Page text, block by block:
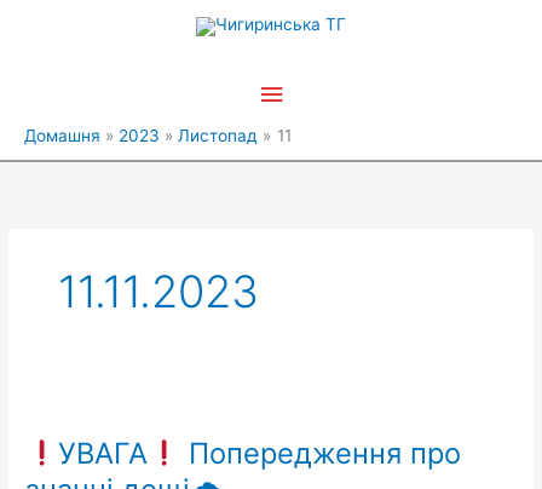
Головне
Домашня 2023 Листопад 11
11.11.2023
УВАГА
Попередження про
Попередження